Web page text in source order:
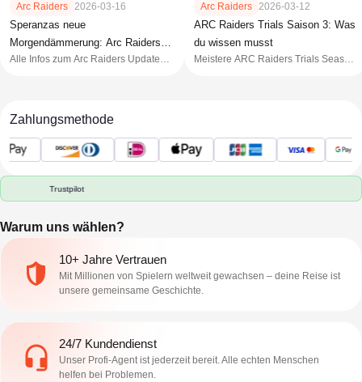
Arc Raiders 2026-03-16
Speranzas neue
Morgendämmerung: Arc Raiders
Patch 1.19.0
Alle Infos zum Arc Raiders Update
Überlebensguide.
Arc Raiders 2026-03-12
ARC Raiders Trials Saison 3: Was
du wissen musst
Meistere ARC Raiders Trials Season
Zahlungsmethode
Trustpilot
Warum uns wählen?
10+ Jahre Vertrauen
Mit Millionen von Spielern weltweit gewachsen – deine Reise ist
unsere gemeinsame Geschichte.
24/7 Kundendienst
Unser Profi-Agent ist jederzeit bereit. Alle echten Menschen
helfen bei Problemen.